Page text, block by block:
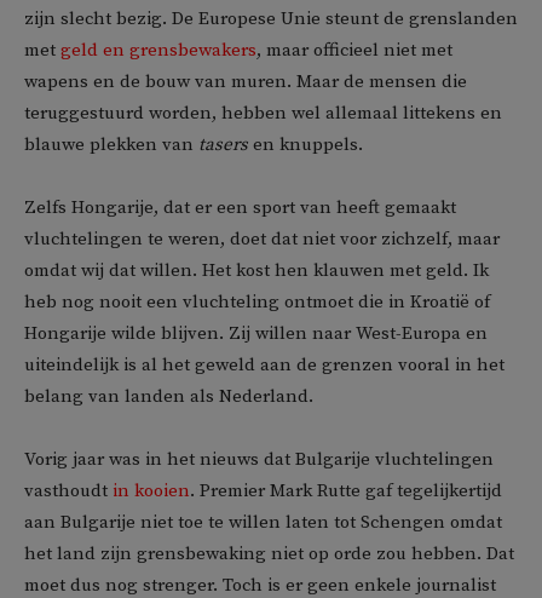
zijn slecht bezig. De Europese Unie steunt de grenslanden
met geld en grensbewakers, maar officieel niet met
wapens en de bouw van muren. Maar de mensen die
teruggestuurd worden, hebben wel allemaal littekens en
blauwe plekken van tasers en knuppels.
Zelfs Hongarije, dat er een sport van heeft gemaakt
vluchtelingen te weren, doet dat niet voor zichzelf, maar
omdat wij dat willen. Het kost hen klauwen met geld. Ik
heb nog nooit een vluchteling ontmoet die in Kroatië of
Hongarije wilde blijven. Zij willen naar West-Europa en
uiteindelijk is al het geweld aan de grenzen vooral in het
belang van landen als Nederland.
Vorig jaar was in het nieuws dat Bulgarije vluchtelingen
vasthoudt in kooien. Premier Mark Rutte gaf tegelijkertijd
aan Bulgarije niet toe te willen laten tot Schengen omdat
het land zijn grensbewaking niet op orde zou hebben. Dat
moet dus nog strenger. Toch is er geen enkele journalist